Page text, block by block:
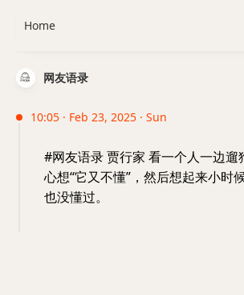
网友语录
10:05 · Feb 23, 2025 · Sun
#网友语录 贾行家 看一个人一边遛
心想“它又不懂”，然后想起来小时
也没懂过。
Home